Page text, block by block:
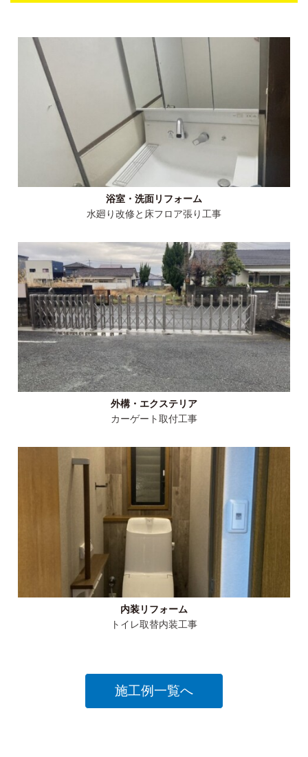
浴室・洗面リフォーム
水廻り改修と床フロア張り工事
外構・エクステリア
カーゲート取付工事
内装リフォーム
トイレ取替内装工事
施工例一覧へ